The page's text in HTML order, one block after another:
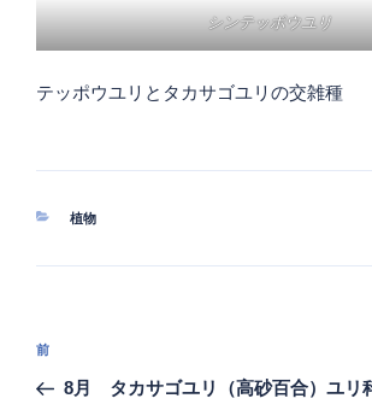
シンテッポウユリ
テッポウユリとタカサゴユリの交雑種
カ
植物
投
ナ
過
去
前
8月 タカサゴユリ（高砂百合）ユリ